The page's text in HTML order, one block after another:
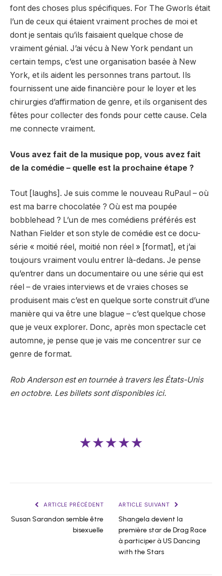
font des choses plus spécifiques. For The Gworls était
l’un de ceux qui étaient vraiment proches de moi et
dont je sentais qu’ils faisaient quelque chose de
vraiment génial. J’ai vécu à New York pendant un
certain temps, c’est une organisation basée à New
York, et ils aident les personnes trans partout. Ils
fournissent une aide financière pour le loyer et les
chirurgies d’affirmation de genre, et ils organisent des
fêtes pour collecter des fonds pour cette cause. Cela
me connecte vraiment.
Vous avez fait de la musique pop, vous avez fait
de la comédie – quelle est la prochaine étape ?
Tout [laughs]. Je suis comme le nouveau RuPaul – où
est ma barre chocolatée ? Où est ma poupée
bobblehead ? L’un de mes comédiens préférés est
Nathan Fielder et son style de comédie est ce docu-
série « moitié réel, moitié non réel » [format], et j’ai
toujours vraiment voulu entrer là-dedans. Je pense
qu’entrer dans un documentaire ou une série qui est
réel – de vraies interviews et de vraies choses se
produisent mais c’est en quelque sorte construit d’une
manière qui va être une blague – c’est quelque chose
que je veux explorer. Donc, après mon spectacle cet
automne, je pense que je vais me concentrer sur ce
genre de format.
Rob Anderson est en tournée à travers les États-Unis
en octobre. Les billets sont disponibles ici.
★★★★★
ARTICLE PRÉCÉDENT
Susan Sarandon semble être
bisexuelle
ARTICLE SUIVANT
Shangela devient la
première star de Drag Race
à participer à US Dancing
with the Stars